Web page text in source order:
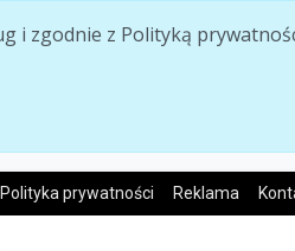
i zgodnie z Polityką
Polityka prywatności Reklama